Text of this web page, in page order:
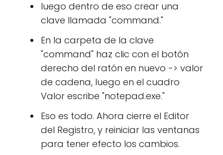
luego dentro de eso crear una
clave llamada "command."
En la carpeta de la clave
"command" haz clic con el botón
derecho del ratón en nuevo -> valor
de cadena, luego en el cuadro
Valor escribe "notepad.exe."
Eso es todo. Ahora cierre el Editor
del Registro, y reiniciar las ventanas
para tener efecto los cambios.